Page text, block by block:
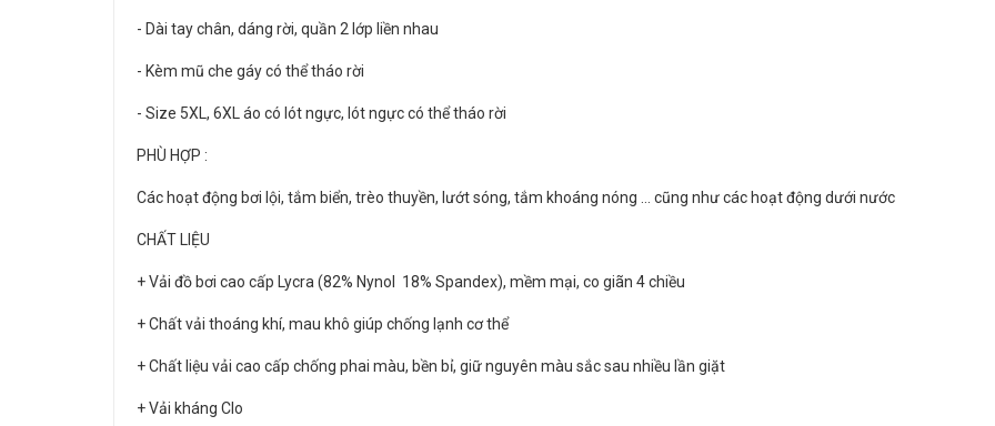
- Dài tay chân, dáng rời, quần 2 lớp liền nhau
- Kèm mũ che gáy có thể tháo rời
- Size 5XL, 6XL áo có lót ngực, lót ngực có thể tháo rời
PHÙ HỢP :
Các hoạt động bơi lội, tắm biển, trèo thuyền, lướt sóng, tắm khoáng nóng … cũng như các hoạt động dưới nước
CHẤT LIỆU
+ Vải đồ bơi cao cấp Lycra (82% Nynol 18% Spandex), mềm mại, co giãn 4 chiều
+ Chất vải thoáng khí, mau khô giúp chống lạnh cơ thể
+ Chất liệu vải cao cấp chống phai màu, bền bỉ, giữ nguyên màu sắc sau nhiều lần giặt
+ Vải kháng Clo